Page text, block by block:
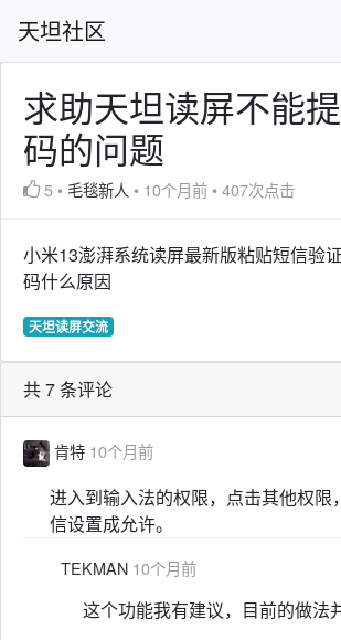
天坦社区
求助天坦读屏不能
码的问题
5 • 毛毯新人 • 10个月前 •407次点击
小米13澎湃系统读屏最新版粘贴短信验
码什么原因
天坦读屏交流
共 7 条评论
肯特 10个月前
进入到输入法的权限，点击其他权限
信设置成允许。
TEKMAN 10个月前
这个功能我有建议，目前的做法